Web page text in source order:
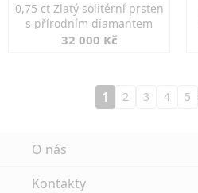
0,75 ct Zlatý solitérní prsten
s přírodním diamantem
32 000 Kč
1 2 3 4 5
O nás
Kontakty